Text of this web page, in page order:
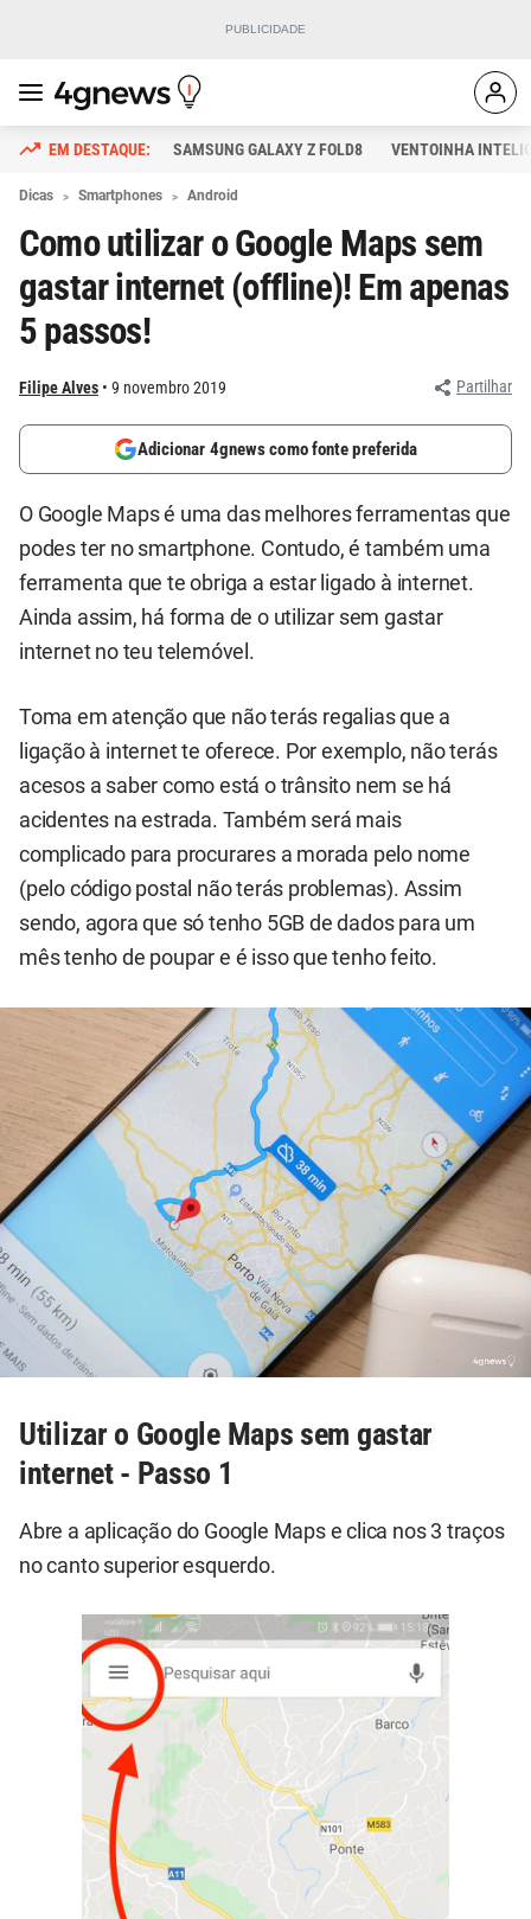
SAMSUNG GALAXY Z FOLD8 VENTOINHA
Dicas Smartphones Android
Como utilizar o Google Maps sem
gastar internet (offline)! Em apenas
5 passos!
Filipe Alves 9 novembro 2019 Partilhar
Adicionar 4gnews como fonte preferida
O Google Maps é uma das melhores ferramentas que
podes ter no smartphone. Contudo, é também uma
ferramenta que te obriga a estar ligado à internet.
Ainda assim, há forma de o utilizar sem gastar
internet no teu telemóvel.
Toma em atenção que não terás regalias que a
ligação à internet te oferece. Por exemplo, não terás
acesos a saber como está o trânsito nem se há
acidentes na estrada. Também será mais
complicado para procurares a morada pelo nome
(pelo código postal não terás problemas). Assim
sendo, agora que só tenho 5GB de dados para um
mês tenho de poupar e é isso que tenho feito.
Utilizar o Google Maps sem gastar
internet - Passo 1
Abre a aplicação do Google Maps e clica nos 3 traços
no canto superior esquerdo.